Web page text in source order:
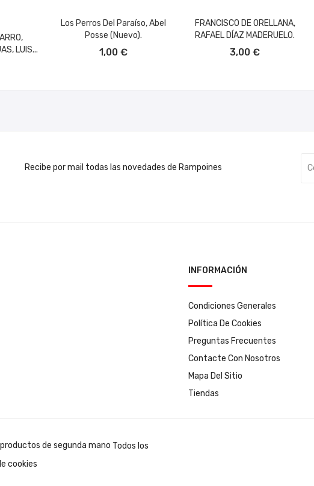
LUIS...
Los Perros Del Paraíso, Abel
Posse (nuevo).
1,00 €
FRANCISCO DE ORELLANA,
RAFAEL DÍAZ MADERUELO.
3,00 €
Recibe por mail todas las novedades de Rampoines
INFORMACIÓN
Condiciones Generales
Política De Cookies
Preguntas Frecuentes
Contacte Con Nosotros
Mapa Del Sitio
Tiendas
Todos los
cookies